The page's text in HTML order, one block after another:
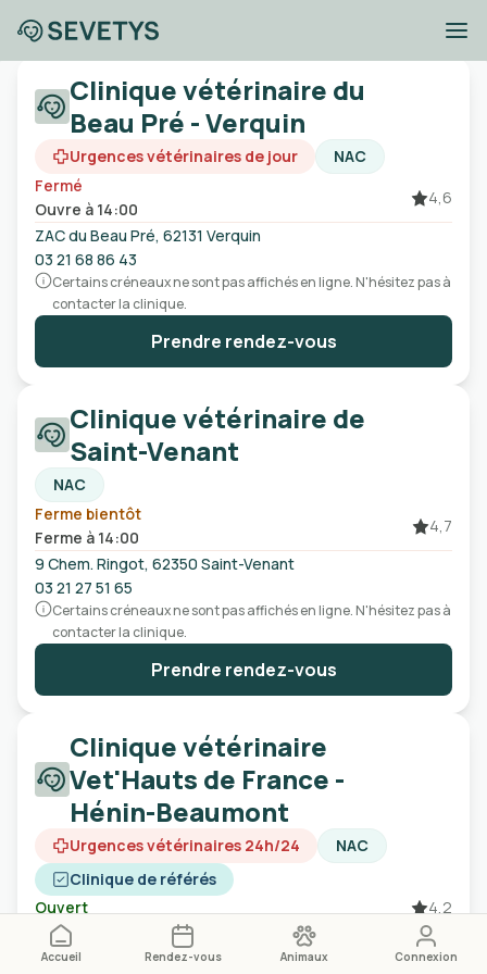
Accueil Rendez-vous Animaux Connexion
Cliniques vétérinaires
Pas-de-Calais
Ville, code postal, etc
Ouvert Urgences
Clinique vétérinaire du
Beau Pré - Verquin
Urgences vétérinaires de jour
NAC
Fermé
Ouvre à 14:00
4,6
ZAC du Beau Pré, 62131 Verquin
03 21 68 86 43
Certains créneaux ne sont pas affichés en ligne. N'hésitez pas à
contacter la clinique.
Prendre rendez-vous
Clinique vétérinaire de
Saint-Venant
NAC
Ferme bientôt
Ferme à 14:00
4,7
9 Chem. Ringot, 62350 Saint-Venant
03 21 27 51 65
Certains créneaux ne sont pas affichés en ligne. N'hésitez pas à
contacter la clinique.
Prendre rendez-vous
Clinique vétérinaire
Vet'Hauts de France -
Hénin-Beaumont
Urgences vétérinaires 24h/24
NAC
Clinique de référés
Ouvert
4,2
802 Boulevard Fernand Darchicourt, 62110 Hénin-
Beaumont